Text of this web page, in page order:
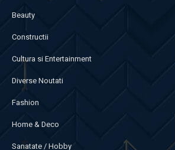
Beauty
Constructii
Cultura si Entertainment
Diverse Noutati
Fashion
Home & Deco
Sanatate / Hobby